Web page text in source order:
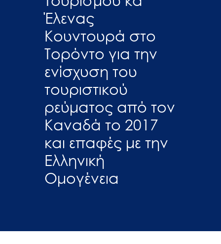
Έλενας
Κουντουρά στο
Τορόντο για την
ενίσχυση του
τουριστικού
ρεύματος από τον
Καναδά το 2017
και επαφές με την
Ελληνική
Ομογένεια